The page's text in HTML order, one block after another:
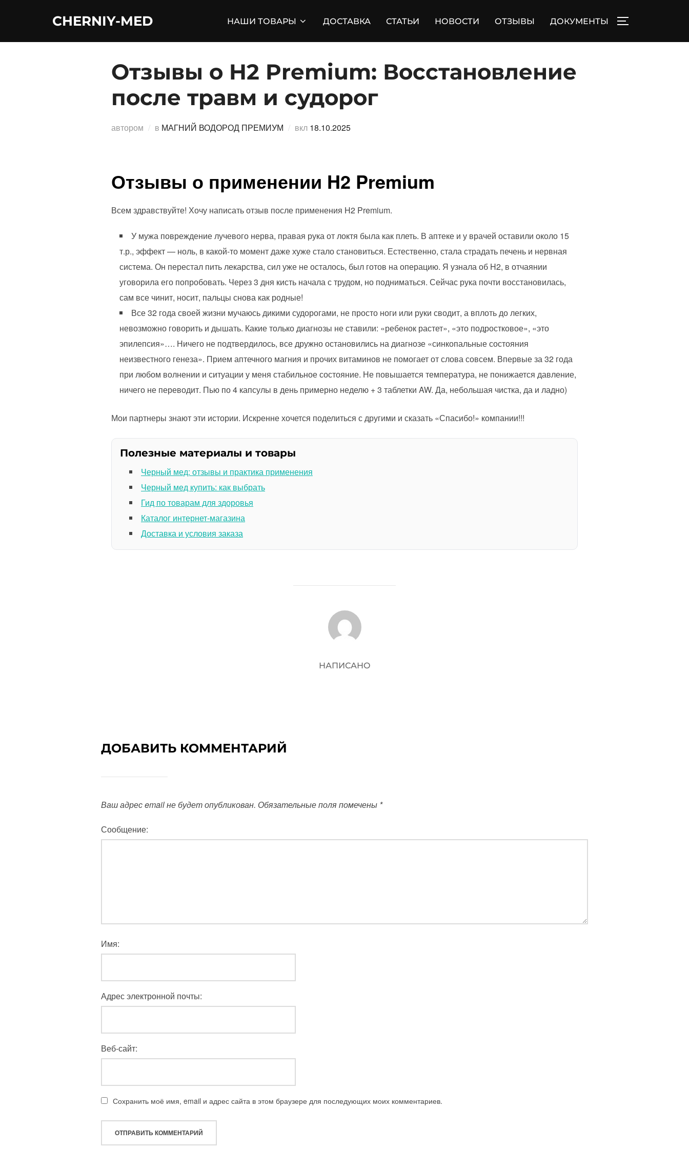
CHERNIY-MED НАШИ ТОВАРЫ ДОСТАВКА СТАТЬИ НОВОСТИ ОТЗЫВЫ ДОКУМЕНТЫ
Отзывы о H2 Premium: Восстановление
после травм и судорог
автором в МАГНИЙ ВОДОРОД ПРЕМИУМ вкл Опубликовано
18.10.2025
Отзывы о применении H2 Premium
Всем здравствуйте! Хочу написать отзыв после применения H2 Premium.
У мужа повреждение лучевого нерва, правая рука от локтя была как плеть. В аптеке и у врачей оставили около 15
т.р., эффект — ноль, в какой-то момент даже хуже стало становиться. Естественно, стала страдать печень и нервная
система. Он перестал пить лекарства, сил уже не осталось, был готов на операцию. Я узнала об H2, в отчаянии
уговорила его попробовать. Через 3 дня кисть начала с трудом, но подниматься. Сейчас рука почти восстановилась,
сам все чинит, носит, пальцы снова как родные!
Все 32 года своей жизни мучаюсь дикими судорогами, не просто ноги или руки сводит, а вплоть до легких,
невозможно говорить и дышать. Какие только диагнозы не ставили: «ребенок растет», «это подростковое», «это
эпилепсия»…. Ничего не подтвердилось, все дружно остановились на диагнозе «синкопальные состояния
неизвестного генеза». Прием аптечного магния и прочих витаминов не помогает от слова совсем. Впервые за 32 года
при любом волнении и ситуации у меня стабильное состояние. Не повышается температура, не понижается давление,
ничего не переводит. Пью по 4 капсулы в день примерно неделю + 3 таблетки AW. Да, небольшая чистка, да и ладно)
Мои партнеры знают эти истории. Искренне хочется поделиться с другими и сказать «Спасибо!» компании!!!
Полезные материалы и товары
Черный мед: отзывы и практика применения
Черный мед купить: как выбрать
Гид по товарам для здоровья
Каталог интернет-магазина
Доставка и условия заказа
АВТОР ЗАПИСИ
НАПИСАНО
ДОБАВИТЬ КОММЕНТАРИЙ
Ваш адрес email не будет опубликован. Обязательные поля помечены *
Сообщение:
Имя:
Адрес электронной почты:
Веб-сайт:
Сохранить моё имя, email и адрес сайта в этом браузере для последующих моих комментариев.